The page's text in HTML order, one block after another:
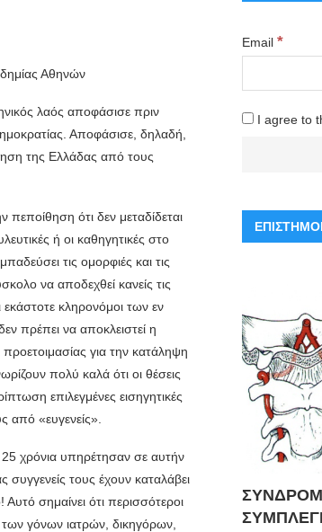
Αθηνών
λαός αποφάσισε πριν
Αποφάσισε, δηλαδή,
της Ελλάδας από τους
πεποίθηση ότι δεν μεταδίδεται
ή οι καθηγητικές στο
τις ομορφιές και τις
να αποδεχθεί κανείς τις
εκάστοτε κληρονόμοι των εν
πρέπει να αποκλειστεί η
για την κατάληψη
πολύ καλά ότι οι θέσεις
επιλεγμένες εισηγητικές
από «ευγενείς».
25 χρόνια υπηρέτησαν σε αυτήν
τους έχουν καταλάβει
σημαίνει ότι περισσότεροι
γόνων ιατρών, δικηγόρων,
Email *
I agree to